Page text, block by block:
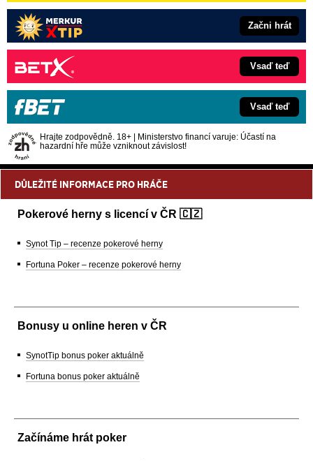
Začni hrát
Vsaď teď
Vsaď teď
Hrajte zodpovědně. 18+ | Ministerstvo financí varuje: Účastí na
hazardní hře může vzniknout závislost!
DŮLEŽITÉ INFORMACE PRO HRÁČE
Pokerové herny s licencí v ČR 🇨🇿
Synot Tip – recenze pokerové herny
Fortuna Poker – recenze pokerové herny
Bonusy u online heren v ČR
SynotTip bonus poker aktuálně
Fortuna bonus poker aktuálně
Začínáme hrát poker